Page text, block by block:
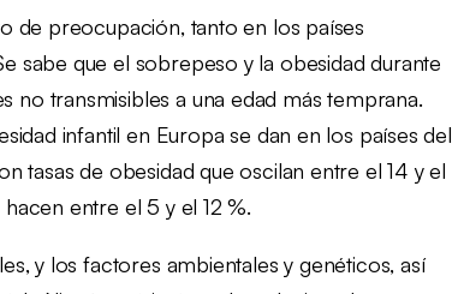
de preocupación, tanto en los países
sabe que el sobrepeso y la obesidad durante
no transmisibles a una edad más temprana.
infantil en Europa se dan en los países del
tasas de obesidad que oscilan entre el 14 y el
entre el 5 y el 12 %.
y los factores ambientales y genéticos, así